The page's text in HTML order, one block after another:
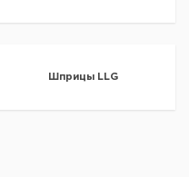
Шприцы LLG